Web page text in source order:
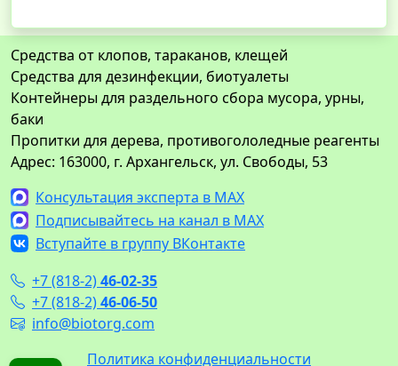
Средства от клопов, тараканов, клещей
Средства для дезинфекции, биотуалеты
Контейнеры для раздельного сбора мусора, урны,
баки
Пропитки для дерева, противогололедные реагенты
Адрес: 163000, г. Архангельск, ул. Свободы, 53
Консультация эксперта в MAX
Подписывайтесь на канал в MAX
Вступайте в группу ВКонтакте
+7 (818-2)46-02-35
+7 (818-2)46-06-50
info@biotorg.com
Политика конфиденциальности